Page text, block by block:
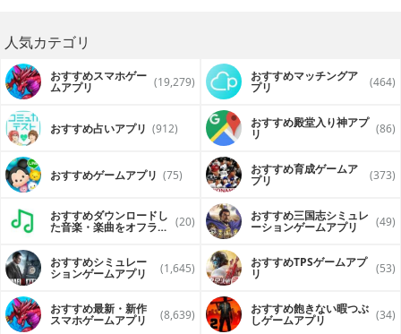
人気カテゴリ
おすすめスマホゲー
ムアプリ (19,279) おすすめマッチングア
プリ (464)
おすすめ占いアプリ (912) おすすめ殿堂入り神アプ
リ (86)
おすすめゲームアプリ (75) おすすめ育成ゲームア
プリ (373)
おすすめダウンロードし
た音楽・楽曲をオフライ (20) おすすめ三国志シミュレ
ーションゲームアプリ (49)
おすすめシミュレー
ションゲームアプリ (1,645) おすすめTPSゲームアプ
リ (53)
おすすめ最新・新作
スマホゲームアプリ (8,639) おすすめ飽きない暇つぶ
しゲームアプリ (34)